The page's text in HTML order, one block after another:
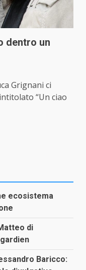
dentro un
Grignani ci
“Un ciao
ecosistema
di
Baricco: